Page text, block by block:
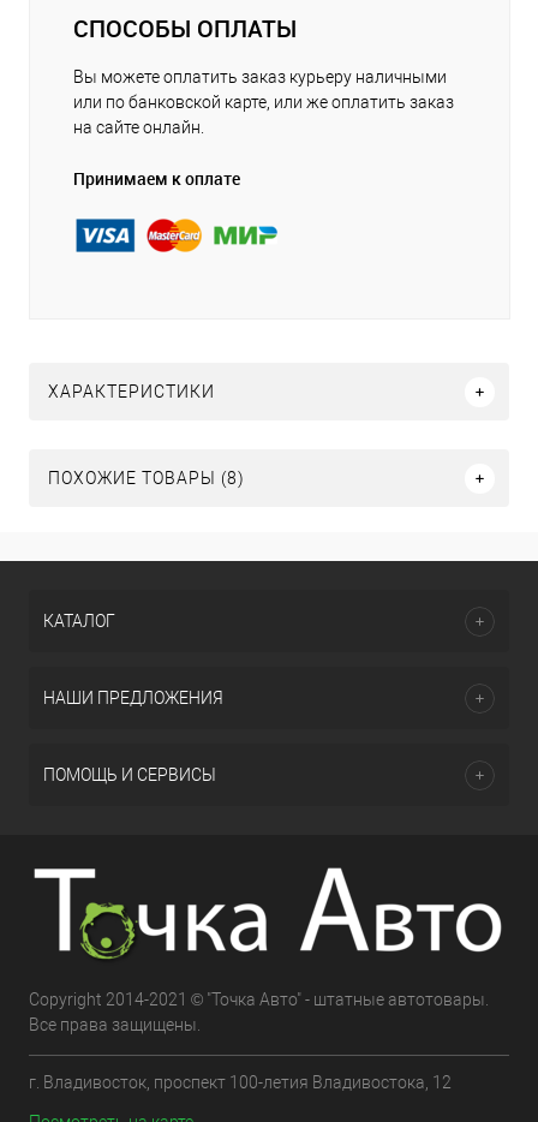
СПОСОБЫ ОПЛАТЫ
Вы можете оплатить заказ курьеру наличными
или по банковской карте, или же оплатить заказ
на сайте онлайн.
Принимаем к оплате
ХАРАКТЕРИСТИКИ
ПОХОЖИЕ ТОВАРЫ (8)
КАТАЛОГ
НАШИ ПРЕДЛОЖЕНИЯ
ПОМОЩЬ И СЕРВИСЫ
Copyright 2014-2021 © "Точка Авто" - штатные автотовары.
Все права защищены.
г. Владивосток, проспект 100-летия Владивостока, 12